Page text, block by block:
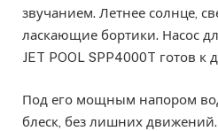
звучанием. Летнее солнце,
ласкающие бортики. Насос
JET POOL SPP4000T готов к
Под его мощным напором
блеск, без лишних